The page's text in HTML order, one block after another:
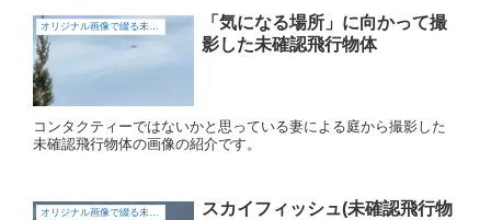
オリジナル画像で綴る未確認飛行物体（UFO)
「気になる場所」に向かって撮
影した未確認飛行物体
コンタクティーではないかと思っている妻による庭から撮影した
未確認飛行物体の画像の紹介です。
オリジナル画像で綴る未確認飛行物体（UFO)
スカイフィッシュ(未確認飛行物